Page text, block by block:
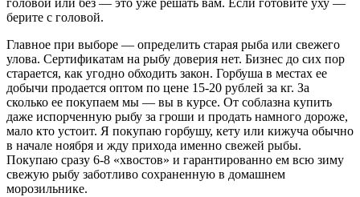
головой или без — это уже решать вам. Если готовите уху —
берите с головой.
Главное при выборе — определить старая рыба или свежего
улова. Сертификатам на рыбу доверия нет. Бизнес до сих пор
старается, как угодно обходить закон. Горбуша в местах ее
добычи продается оптом по цене 15-20 рублей за кг. За
сколько ее покупаем мы — вы в курсе. От соблазна купить
даже испорченную рыбу за гроши и продать намного дороже,
мало кто устоит. Я покупаю горбушу, кету или кижуча обычно
в начале ноября и жду прихода именно свежей рыбы.
Покупаю сразу 6-8 «хвостов» и гарантированно ем всю зиму
свежую рыбу заботливо сохраненную в домашнем
морозильнике.